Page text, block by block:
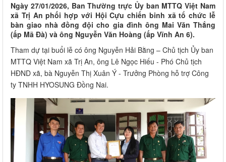
Ngày 27/01/2026, Ban Thường trực Ủy ban MTTQ Việt Nam
xã Trị An phối hợp với Hội Cựu chiến binh xã tổ chức lễ
bàn giao nhà đồng đội cho gia đình ông Mai Văn Thắng
(ấp Mã Đà) và ông Nguyễn Văn Hoàng (ấp Vĩnh An 6).
Tham dự tại buổi lễ có ông Nguyễn Hải Bằng – Chủ tịch Ủy ban
MTTQ Việt Nam xã Trị An, ông Lê Ngọc Hiếu - Phó Chủ tịch
HĐND xã, bà Nguyễn Thị Xuân Ý - Trưởng Phòng hỗ trợ Công
ty TNHH HYOSUNG Đồng Nai.